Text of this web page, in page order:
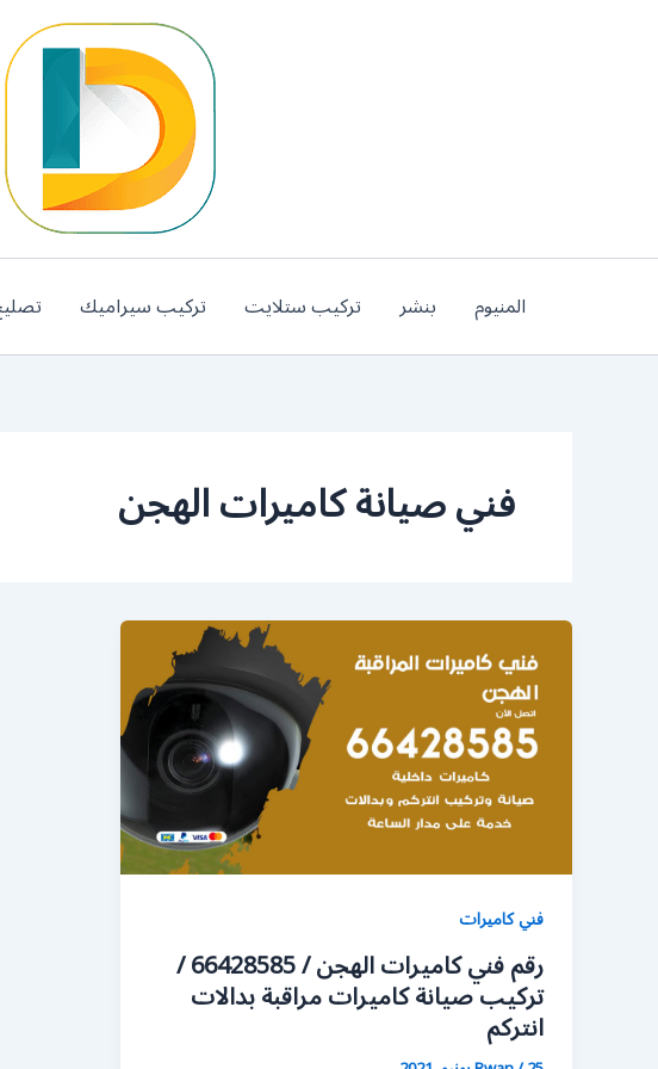
المنيوم بنشر تركيب ستلايت تركيب سيراميك
فني صيانة كاميرات الهجن
فني كاميرات
رقم فني كاميرات الهجن / 66428585 /
تركيب صيانة كاميرات مراقبة بدالات
انتركم